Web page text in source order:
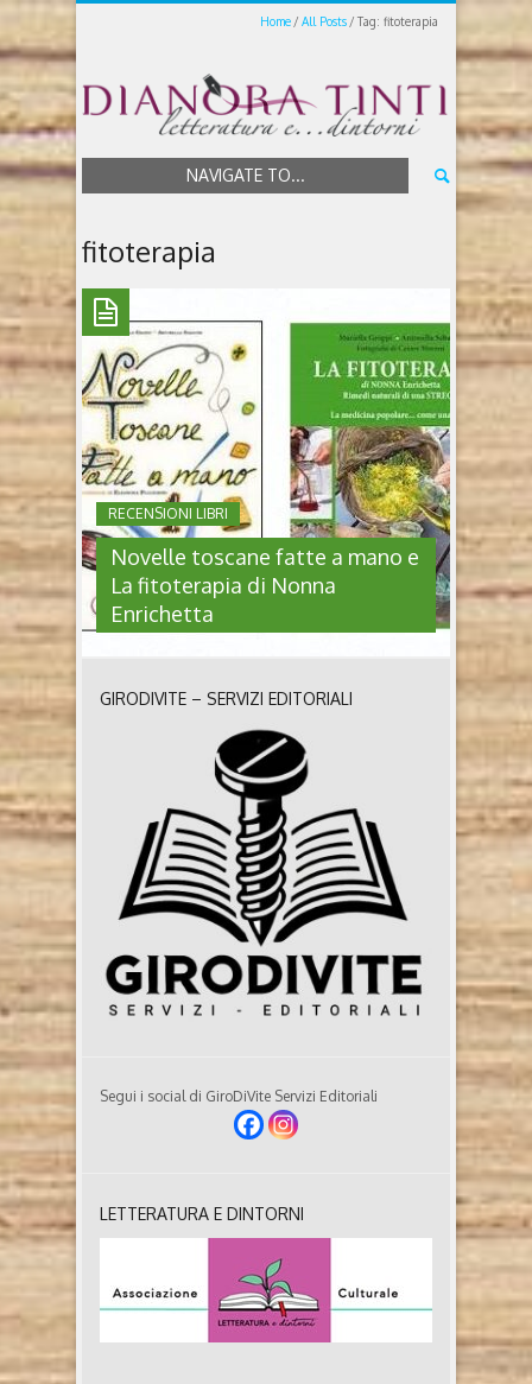
Home All Posts Tag: fitoterapia
NAVIGATE TO...
fitoterapia
RECENSIONI LIBRI
Novelle toscane fatte a mano e
La fitoterapia di Nonna
Enrichetta
NOVELLE TOSCANE FATTE A
MANO E LA FITOTERAPIA DI
NONNA ENRICHETTA
Novelle toscane fatte a mano La fitoterapia di
Nonna Enrichetta di Mariella Groppi e Antonella
Sabatini (Moroni editore) Chi sono Mariella Groppi
e Antonella Sabatini Insegnanti elementari,
appassionate ricercatrici di tradizioni popolari:
gastronomia come valorizzazione dei sapori perduti,
racconti e memorie, erbe e piante. Insieme hanno
pubblicati numerosi libri come La fitoterapia di
nonna ..
GIRODIVITE – SERVIZI EDITORIALI
Segui i social di GiroDiVite Servizi Editoriali
LETTERATURA E DINTORNI